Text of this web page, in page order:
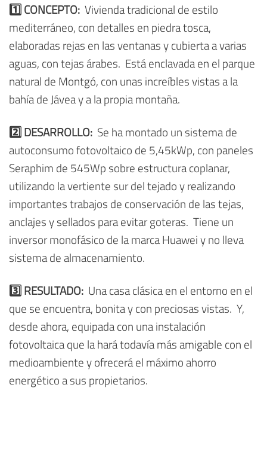
1️⃣ CONCEPTO: Vivienda tradicional de estilo
mediterráneo, con detalles en piedra tosca,
elaboradas rejas en las ventanas y cubierta a varias
aguas, con tejas árabes. Está enclavada en el parque
natural de Montgó, con unas increíbles vistas a la
bahía de Jávea y a la propia montaña.
2️⃣ DESARROLLO: Se ha montado un sistema de
autoconsumo fotovoltaico de 5,45kWp, con paneles
Seraphim de 545Wp sobre estructura coplanar,
utilizando la vertiente sur del tejado y realizando
importantes trabajos de conservación de las tejas,
anclajes y sellados para evitar goteras. Tiene un
inversor monofásico de la marca Huawei y no lleva
sistema de almacenamiento.
3️⃣ RESULTADO: Una casa clásica en el entorno en el
que se encuentra, bonita y con preciosas vistas. Y,
desde ahora, equipada con una instalación
fotovoltaica que la hará todavía más amigable con el
medioambiente y ofrecerá el máximo ahorro
energético a sus propietarios.